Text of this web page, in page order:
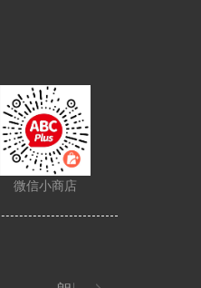
微信小商店